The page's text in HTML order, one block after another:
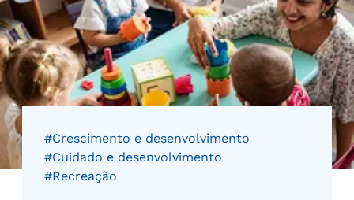
#Crescimento e desenvolvimento
#Cuidado e desenvolvimento
#Recreação